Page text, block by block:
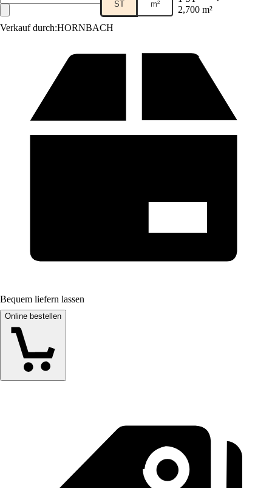
Verkauf durch:HORNBACH
ST m²
2,700 m²
Bequem liefern lassen
Online bestellen